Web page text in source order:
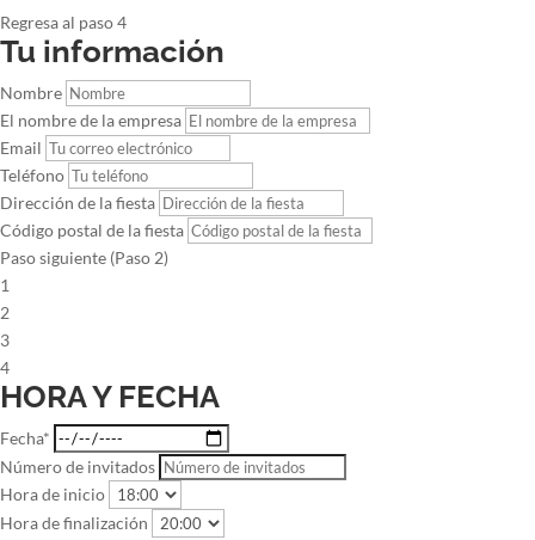
Regresa al paso 4
Tu información
Nombre
El nombre de la empresa
Email
Teléfono
Dirección de la fiesta
Código postal de la fiesta
Paso siguiente (Paso 2)
1
2
3
4
HORA Y FECHA
Fecha*
Número de invitados
Hora de inicio
Hora de finalización